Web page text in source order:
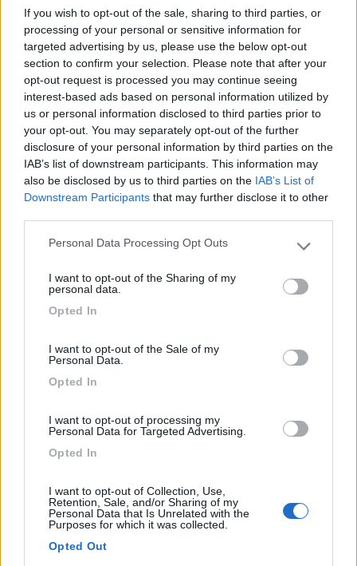
If you wish to opt-out of the sale, sharing to third parties, or
processing of your personal or sensitive information for
targeted advertising by us, please use the below opt-out
section to confirm your selection. Please note that after your
opt-out request is processed you may continue seeing
interest-based ads based on personal information utilized by
us or personal information disclosed to third parties prior to
your opt-out. You may separately opt-out of the further
disclosure of your personal information by third parties on the
IAB’s list of downstream participants. This information may
also be disclosed by us to third parties on the IAB’s List of
Downstream Participants that may further disclose it to other
Please note that this website/app uses one or more Google
not limited to your visit or usage behaviour. You may click to
grant or deny consent to Google and its third-party tags to
use your data for below specified purposes in below Google
Personal Data Processing Opt Outs
I want to opt-out of the Sharing of my
personal data.
Opted In
I want to opt-out of the Sale of my
Personal Data.
Opted In
I want to opt-out of processing my
Personal Data for Targeted Advertising.
Opted In
I want to opt-out of Collection, Use,
Retention, Sale, and/or Sharing of my
Personal Data that Is Unrelated with the
Purposes for which it was collected.
Opted Out
Roskilde Camping
9 1
Servizi / Posizione
Struttura spaziosa, sul mare, dotata di bungalow, stanze
Roskilde - 114.6km
Baunehjvej 7
Campeggio
7 1
Servizi / Posizione